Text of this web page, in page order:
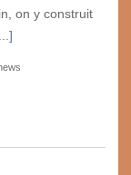
on y construit